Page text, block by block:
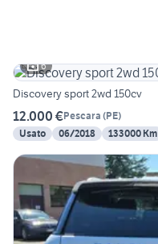
6
Discovery sport 2wd 150cv
12.000 €Pescara (PE)
Usato
06/2018 133000 Km